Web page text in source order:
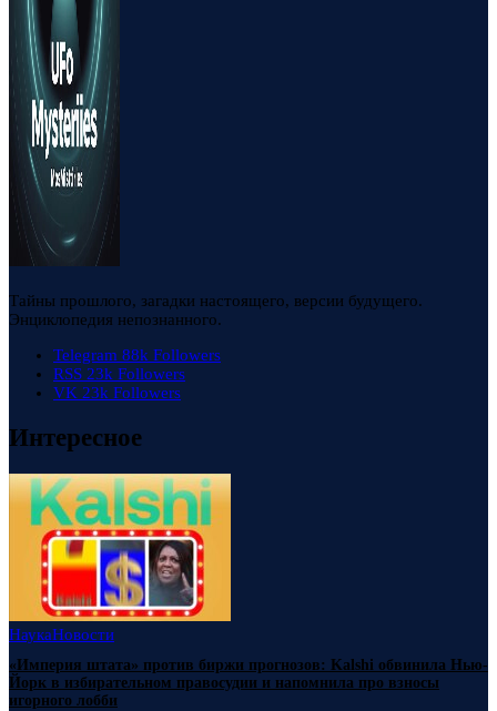
Тайны прошлого, загадки настоящего, версии будущего.
Энциклопедия непознанного.
Telegram 88k Followers
RSS 23k Followers
VK 23k Followers
Интересное
НаукаНовости
«Империя штата» против биржи прогнозов: Kalshi обвинила Нью-
Йорк в избирательном правосудии и напомнила про взносы
игорного лобби